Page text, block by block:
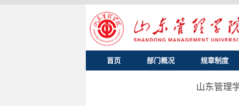
首页 部门概况 规章制度
山东管理